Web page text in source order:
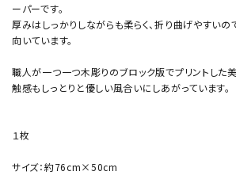
ーパーです。
厚みはしっかりしながらも柔らく、折り曲げやすいの
向いています。
職人が一つ一つ木彫りのブロック版でプリントした
触感もしっとりと優しい風合いにしあがっています。
１枚
サイズ：約76cm×50cm